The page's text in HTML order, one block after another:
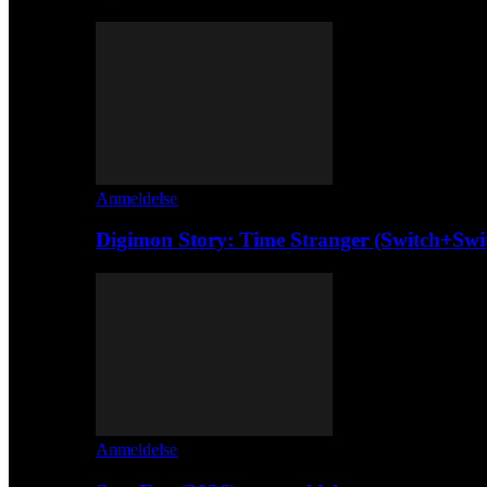
Anmeldelse
Digimon Story: Time Stranger
Anmeldelse